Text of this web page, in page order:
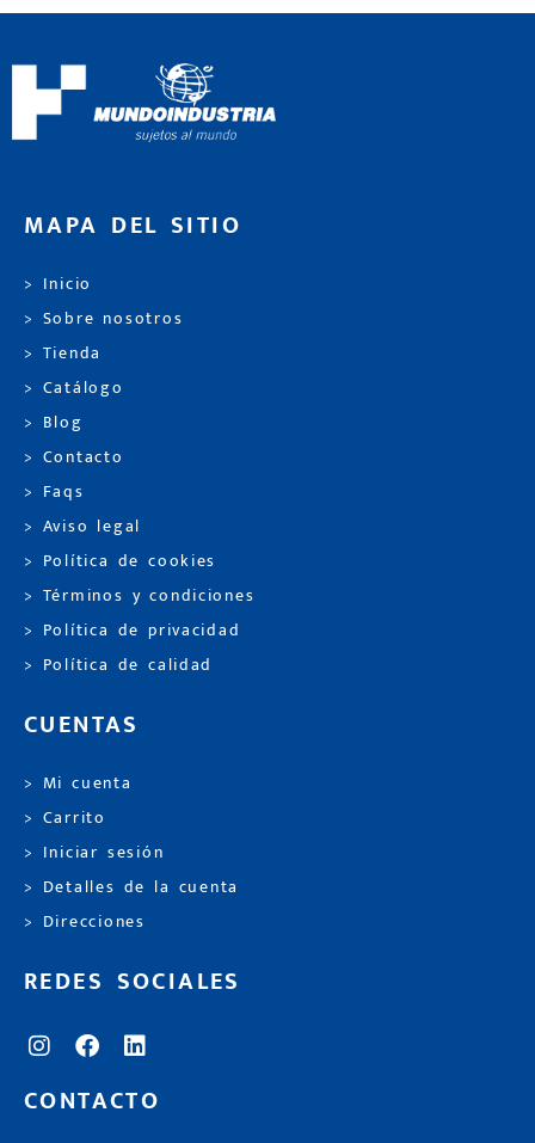
MAPA DEL SITIO
> Inicio
> Sobre nosotros
> Tienda
> Catálogo
> Blog
> Contacto
> Faqs
> Aviso legal
> Política de cookies
> Términos y condiciones
> Política de privacidad
> Política de calidad
CUENTAS
> Mi cuenta
> Carrito
> Iniciar sesión
> Detalles de la cuenta
> Direcciones
REDES SOCIALES
CONTACTO